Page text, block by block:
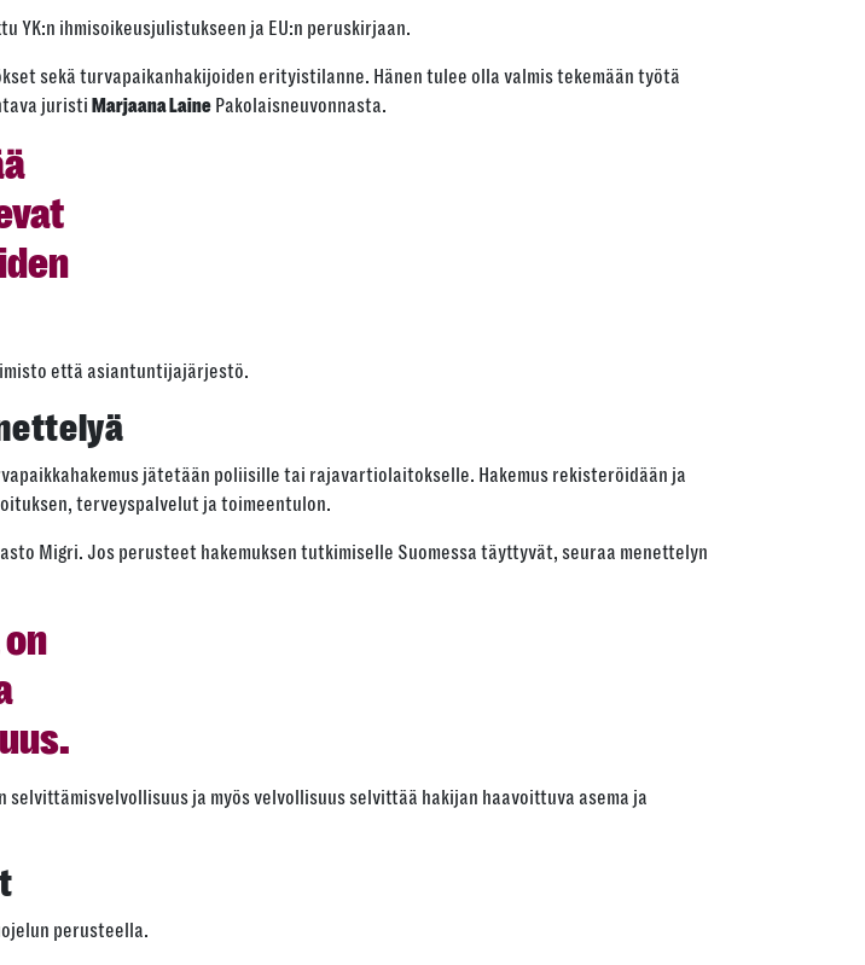
seuraavilla tavoilla
kopioi linkki
YK:n ihmisoikeusjulistukseen ja EU:n peruskirjaan.
sekä turvapaikanhakijoiden erityistilanne. Hänen tulee olla valmis tekemään työtä
juristi Marjaana Laine Pakolaisneuvonnasta.
että asiantuntijajärjestö.
jätetään poliisille tai rajavartiolaitokselle. Hakemus rekisteröidään ja
terveyspalvelut ja toimeentulon.
Migri. Jos perusteet hakemuksen tutkimiselle Suomessa täyttyvät, seuraa menettelyn
ja myös velvollisuus selvittää hakijan haavoittuva asema ja
perusteella.